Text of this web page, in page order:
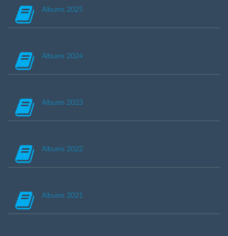
Albums 2025
Albums 2024
Albums 2023
Albums 2022
Albums 2021